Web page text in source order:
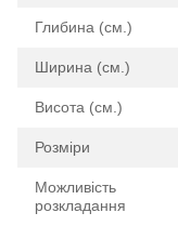
Глибина (см.)
Ширина (см.)
Висота (см.)
Розміри
Можливість
розкладання